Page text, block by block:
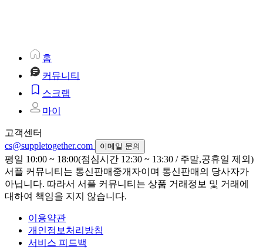
홈
커뮤니티
스크랩
마이
고객센터
cs@suppletogether.com
이메일 문의
평일 10:00 ~ 18:00(점심시간 12:30 ~ 13:30 / 주말,공휴일 제외)
서플 커뮤니티는 통신판매중개자이며 통신판매의 당사자가
아닙니다. 따라서 서플 커뮤니티는 상품 거래정보 및 거래에
대하여 책임을 지지 않습니다.
이용약관
개인정보처리방침
서비스 피드백